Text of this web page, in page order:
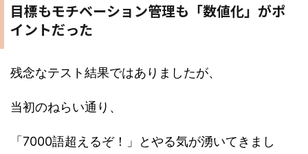
目標もモチベーション管理も「数値化」がポ
イントだった
残念なテスト結果ではありましたが、
当初のねらい通り、
「7000語超えるぞ！」とやる気が湧いてきまし